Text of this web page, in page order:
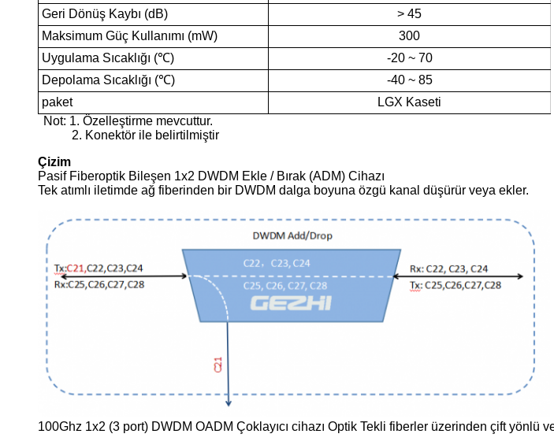
Geri Dönüş Kaybı (dB)
> 45
Maksimum Güç Kullanımı (mW)
300
Uygulama Sıcaklığı (℃)
-20 ~ 70
Depolama Sıcaklığı (℃)
-40 ~ 85
paket
LGX Kaseti
Not: 1. Özelleştirme mevcuttur.
2. Konektör ile belirtilmiştir
Çizim
Pasif Fiberoptik Bileşen 1x2 DWDM Ekle / Bırak (ADM) Cihazı
Tek atımlı iletimde ağ fiberinden bir DWDM dalga boyuna özgü kanal düşürür veya ekler.
100Ghz 1x2 (3 port) DWDM OADM Çoklayıcı cihazı Optik Tekli fiberler üzerinden çift